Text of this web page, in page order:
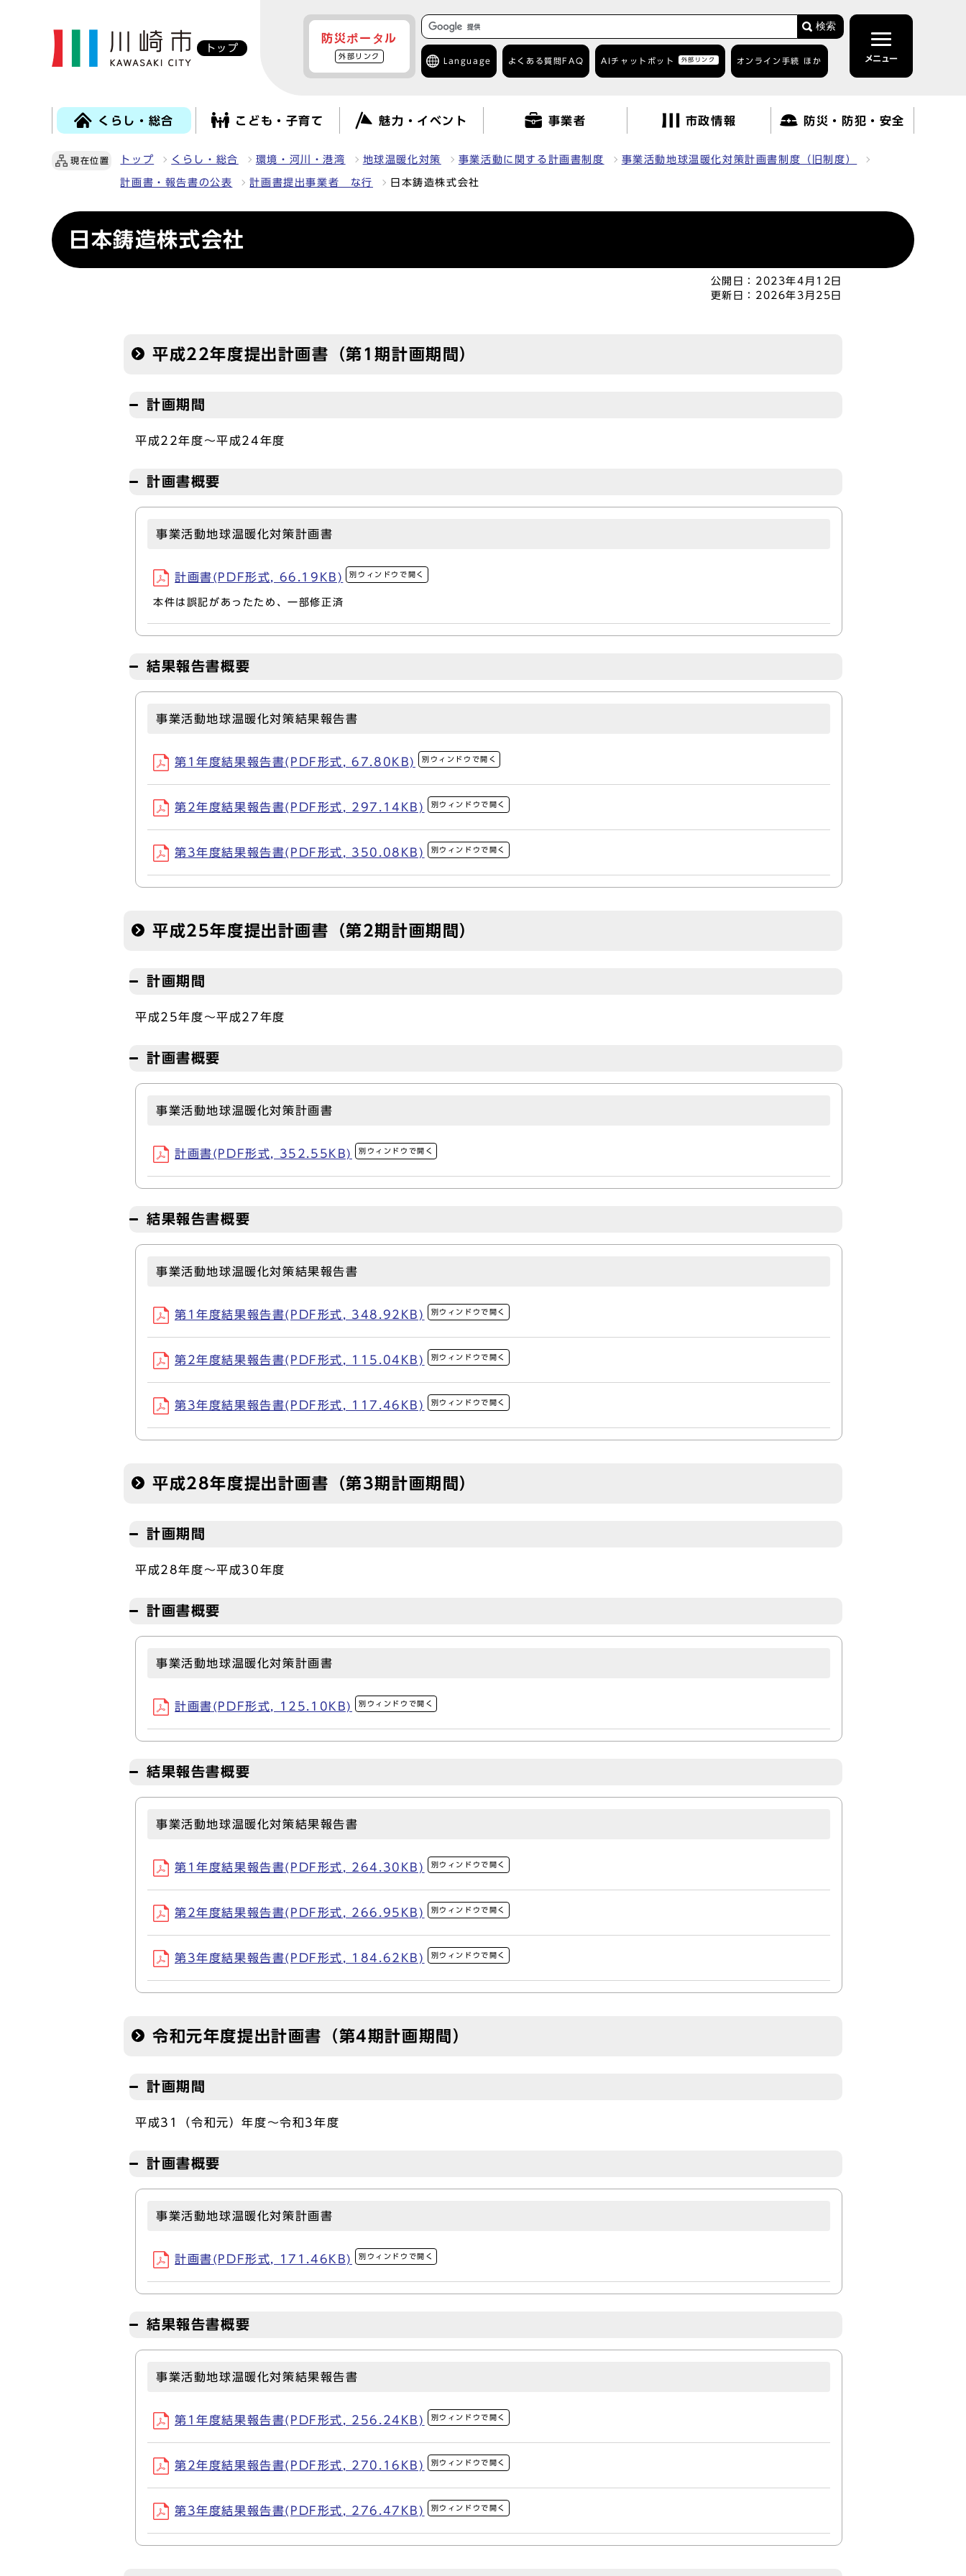
トップ
防災ポータル
外部リンク
検索
Language よくある質問 FAQ AIチャットボット 外部リンク オンライン手続 ほか メニュー
くらし・総合 こども・子育て 魅力・イベント 事業者 市政情報 防災・防犯・安全
現在位置 トップ くらし・総合 環境・河川・港湾 地球温暖化対策 事業活動に関する計画書制度 事業活動地球温暖化対策計画書制度（旧制度）
計画書・報告書の公表 計画書提出事業者 な行 日本鋳造株式会社
日本鋳造株式会社
公開日： 2023年4月12日
更新日： 2026年3月25日
平成22年度提出計画書（第1期計画期間）
計画期間
平成22年度～平成24年度
計画書概要
事業活動地球温暖化対策計画書
計画書(PDF形式, 66.19KB) 別ウィンドウで開く
本件は誤記があったため、一部修正済
結果報告書概要
事業活動地球温暖化対策結果報告書
第1年度結果報告書(PDF形式, 67.80KB) 別ウィンドウで開く
第2年度結果報告書(PDF形式, 297.14KB) 別ウィンドウで開く
第3年度結果報告書(PDF形式, 350.08KB) 別ウィンドウで開く
平成25年度提出計画書（第2期計画期間）
計画期間
平成25年度～平成27年度
計画書概要
事業活動地球温暖化対策計画書
計画書(PDF形式, 352.55KB) 別ウィンドウで開く
結果報告書概要
事業活動地球温暖化対策結果報告書
第1年度結果報告書(PDF形式, 348.92KB) 別ウィンドウで開く
第2年度結果報告書(PDF形式, 115.04KB) 別ウィンドウで開く
第3年度結果報告書(PDF形式, 117.46KB) 別ウィンドウで開く
平成28年度提出計画書（第3期計画期間）
計画期間
平成28年度～平成30年度
計画書概要
事業活動地球温暖化対策計画書
計画書(PDF形式, 125.10KB) 別ウィンドウで開く
結果報告書概要
事業活動地球温暖化対策結果報告書
第1年度結果報告書(PDF形式, 264.30KB) 別ウィンドウで開く
第2年度結果報告書(PDF形式, 266.95KB) 別ウィンドウで開く
第3年度結果報告書(PDF形式, 184.62KB) 別ウィンドウで開く
令和元年度提出計画書（第4期計画期間）
計画期間
平成31（令和元）年度～令和3年度
計画書概要
事業活動地球温暖化対策計画書
計画書(PDF形式, 171.46KB) 別ウィンドウで開く
結果報告書概要
事業活動地球温暖化対策結果報告書
第1年度結果報告書(PDF形式, 256.24KB) 別ウィンドウで開く
第2年度結果報告書(PDF形式, 270.16KB) 別ウィンドウで開く
第3年度結果報告書(PDF形式, 276.47KB) 別ウィンドウで開く